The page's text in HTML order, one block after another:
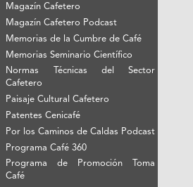
Magazín Cafetero
Magazín Cafetero Podcast
Memorias de la Cumbre de Café
Memorias Seminario Científico
Normas Técnicas del Sector
Cafetero
Paisaje Cultural Cafetero
Patentes Cenicafé
Por los Caminos de Caldas Podcast
Programa Café 360
Programa de Promoción Toma
Café